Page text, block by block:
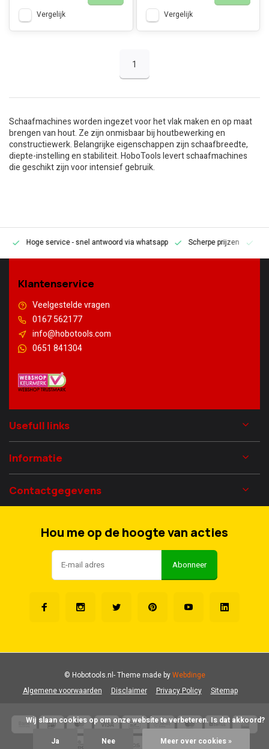
Vergelijk Vergelijk
1
Schaafmachines worden ingezet voor het vlak maken en op maat
brengen van hout. Ze zijn onmisbaar bij houtbewerking en
constructiewerk. Belangrijke eigenschappen zijn schaafbreedte,
diepte-instelling en stabiliteit. HoboTools levert schaafmachines
die geschikt zijn voor intensief gebruik.
Hoge service- snel antwoord via whatsapp Scherpe prijzen
Klantenservice
Veelgestelde vragen
0167 562177
info@hobotools.com
0651 841304
Usefull links
Informatie
Contactgegevens
Hou me op de hoogte van acties
Abonneer
Algemene voorwaarden Disclaimer Privacy Policy Sitemap
© Hobotools.nl- Theme made byWebdinge
Ja Nee Meer over cookies »